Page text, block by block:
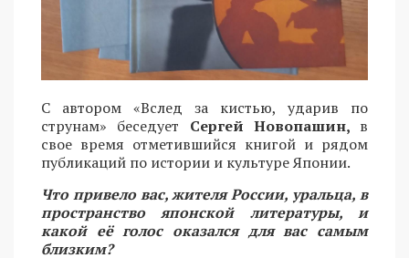
С автором «Вслед за кистью, ударив по
струнам» беседует Сергей Новопашин, в
свое время отметившийся книгой и рядом
публикаций по истории и культуре Японии.
Что привело вас, жителя России, уральца, в
пространство японской литературы, и
какой её голос оказался для вас самым
близким?